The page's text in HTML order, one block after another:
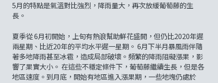
5月的特點是氣溫對比強烈，降雨量大，再次放緩葡萄藤的生
長。
夏季從 6月初開始，上旬有熱浪幫助鮮花盛開，但仍比2020年遲
兩星期、比近20年的平均水平遲一星期。 6月下半月暴風雨伴隨
著多地降雨甚至冰雹，造成局部破壞。頻繁的降雨阻礙漲果，影
響了果實大小。 在這些不穩定條件下，葡萄藤繼續生長，但是各
地區速度。到月底，開始有地區進入漲果期，一些地塊仍處於